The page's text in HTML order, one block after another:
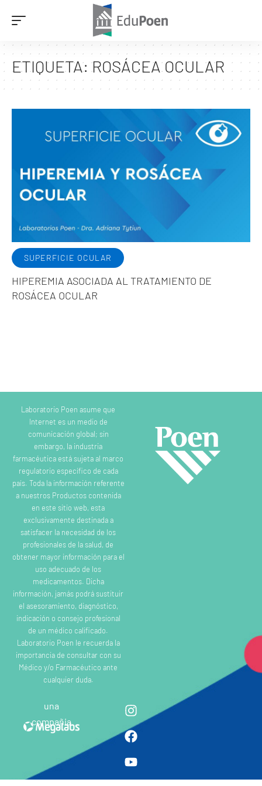
ETIQUETA:ROSÁCEA OCULAR
SUPERFICIE OCULAR
HIPEREMIA ASOCIADA AL TRATAMIENTO DE
ROSÁCEA OCULAR
Laboratorio Poen asume que
Internet es un medio de
comunicación global; sin
embargo, la industria
farmacéutica está sujeta al marco
regulatorio específico de cada
país. Toda la información referente
a nuestros Productos contenida
en este sitio web, esta
exclusivamente destinada a
satisfacer la necesidad de los
profesionales de la salud, de
obtener mayor información para el
uso adecuado de los
medicamentos. Dicha
información, jamás podrá sustituir
el asesoramiento, diagnóstico,
indicación o consejo profesional
de un médico calificado.
Laboratorio Poen le recuerda la
importancia de consultar con su
Médico y/o Farmacéutico ante
cualquier duda.
una
compañia